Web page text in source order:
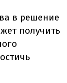
в решение
получить